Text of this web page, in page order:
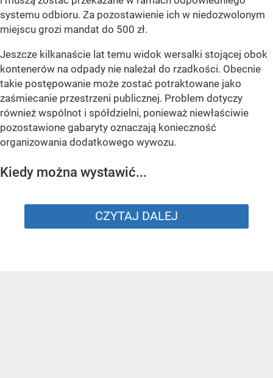
systemu odbioru. Za pozostawienie ich w niedozwolonym
miejscu grozi mandat do 500 zł.
Jeszcze kilkanaście lat temu widok wersalki stojącej obok
kontenerów na odpady nie należał do rzadkości. Obecnie
takie postępowanie może zostać potraktowane jako
zaśmiecanie przestrzeni publicznej. Problem dotyczy
również wspólnot i spółdzielni, ponieważ niewłaściwie
pozostawione gabaryty oznaczają konieczność
organizowania dodatkowego wywozu.
Kiedy można wystawić...
CZYTAJ DALEJ